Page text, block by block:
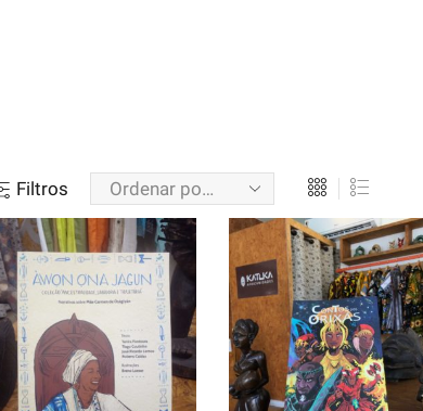
Filtros